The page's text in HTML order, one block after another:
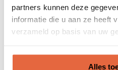
partners kunnen deze
informatie die u aan ze heeft
verzameld op basis van uw
Alles